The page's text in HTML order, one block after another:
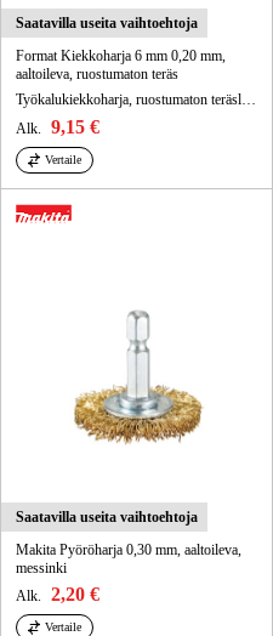
Saatavilla useita vaihtoehtoja
Format Kiekko­harja 6 mm 0,20 mm,
aaltoileva, ruostumaton teräs
Alk.
9,15 €
Vertaile
Saatavilla useita vaihtoehtoja
Makita Pyöröharja 0,30 mm, aaltoileva,
messinki
Alk.
2,20 €
Vertaile